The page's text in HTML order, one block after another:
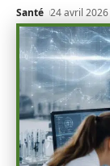
Santé 24 avril 2026